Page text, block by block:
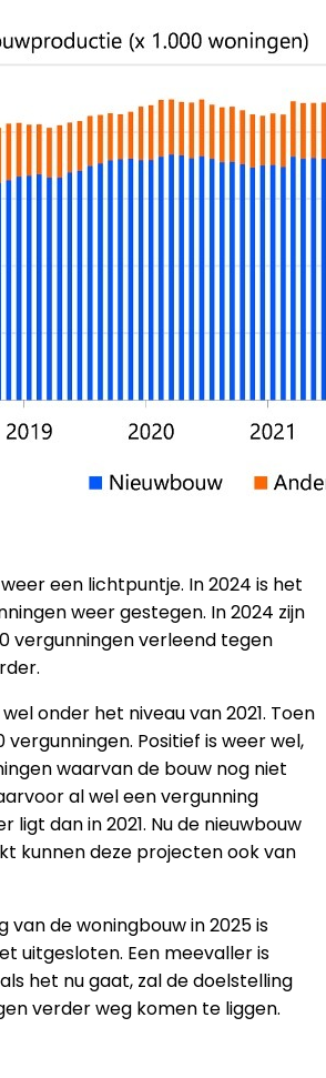
een lichtpuntje. In 2024 is het
weer gestegen. In 2024 zijn
vergunningen verleend tegen
onder het niveau van 2021. Toen
Positief is weer wel,
waarvan de bouw nog niet
al wel een vergunning
ligt dan in 2021. Nu de nieuwbouw
kunnen deze projecten ook van
van de woningbouw in 2025 is
uitgesloten. Een meevaller is
het nu gaat, zal de doelstelling
verder weg komen te liggen.